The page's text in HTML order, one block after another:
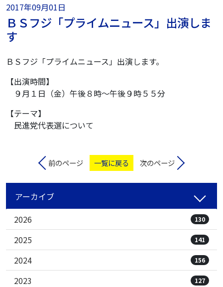
2017年09月01日
ＢＳフジ「プライムニュース」出演しま
す
ＢＳフジ「プライムニュース」出演します。
【出演時間】
９月１日（金）午後８時〜午後９時５５分
【テーマ】
民進党代表選について
前のページ 一覧に戻る 次のページ
アーカイブ
2026
130
2025 141
2024 156
2023 127